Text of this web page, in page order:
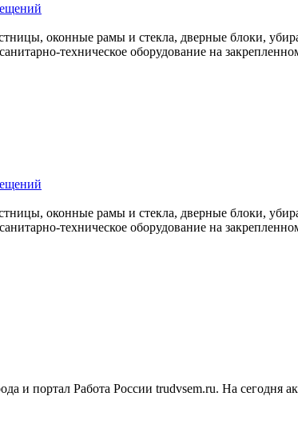
оконные рамы и стекла, дверные блоки,
техническое оборудование на
оконные рамы и стекла, дверные блоки,
техническое оборудование на
и портал Работа России trudvsem.ru. На сегодня